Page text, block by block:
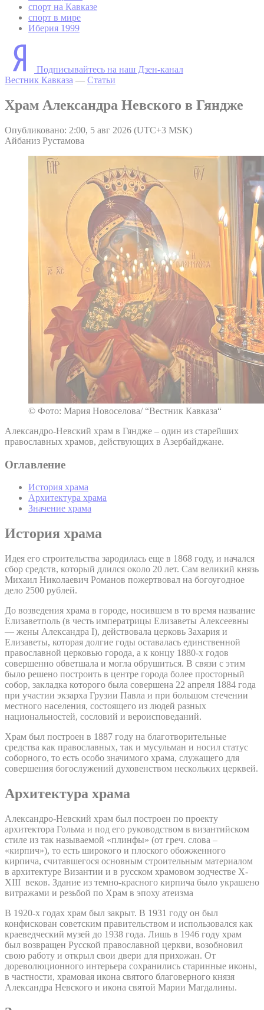
спорт на Кавказе
спорт в мире
Иберия 1999
Подписывайтесь на наш Дзен-канал
Вестник Кавказа — Статьи
Храм Александра Невского в Гяндже
Опубликовано: 2:00, 5 авг 2026 (UTC+3 MSK)
Айбаниз Рустамова
© Фото: Мария Новоселова/ “Вестник Кавказа“
Александро-Невский храм в Гяндже – один из старейших
православных храмов, действующих в Азербайджане.
Оглавление
История храма
Архитектура храма
Значение храма
История храма
Идея его строительства зародилась еще в 1868 году, и начался
сбор средств, который длился около 20 лет. Сам великий князь
Михаил Николаевич Романов пожертвовал на богоугодное
дело 2500 рублей.
До возведения храма в городе, носившем в то время название
Елизаветполь (в честь императрицы Елизаветы Алексеевны
— жены Александра I), действовала церковь Захария и
Елизаветы, которая долгие годы оставалась единственной
православной церковью города, а к концу 1880-х годов
совершенно обветшала и могла обрушиться. В связи с этим
было решено построить в центре города более просторный
собор, закладка которого была совершена 22 апреля 1884 года
при участии экзарха Грузии Павла и при большом стечении
местного населения, состоящего из людей разных
национальностей, сословий и вероисповеданий.
Храм был построен в 1887 году на благотворительные
средства как православных, так и мусульман и носил статус
соборного, то есть особо значимого храма, служащего для
совершения богослужений духовенством нескольких церквей.
Архитектура храма
Александро-Невский храм был построен по проекту
архитектора Гольма и под его руководством в византийском
стиле из так называемой «плинфы» (от греч. слова –
«кирпич»), то есть широкого и плоского обожженного
кирпича, считавшегося основным строительным материалом
в архитектуре Византии и в русском храмовом зодчестве X-
XIII веков. Здание из темно-красного кирпича было украшено
витражами и резьбой по Храм в эпоху атеизма
В 1920-х годах храм был закрыт. В 1931 году он был
конфискован советским правительством и использовался как
краеведческий музей до 1938 года. Лишь в 1946 году храм
был возвращен Русской православной церкви, возобновил
свою работу и открыл свои двери для прихожан. От
дореволюционного интерьера сохранились старинные иконы,
в частности, храмовая икона святого благоверного князя
Александра Невского и икона святой Марии Магдалины.